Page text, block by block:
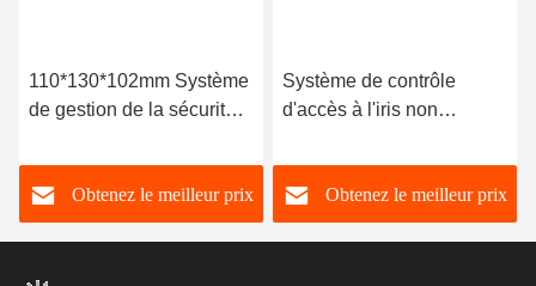
Système de contrôle
d'accès à l'iris non
TCP/IP
Obtenez le meilleur prix
Montage murale de
contrôle d'accès à l'iris
Lux
Obtenez le meilleur prix